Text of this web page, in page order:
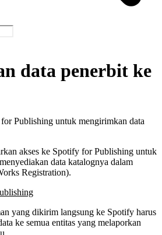
data penerbit ke
Publishing untuk mengirimkan data
akses ke Spotify for Publishing untuk
data katalognya dalam
Registration).
yang dikirim langsung ke Spotify harus
ke semua entitas yang melaporkan